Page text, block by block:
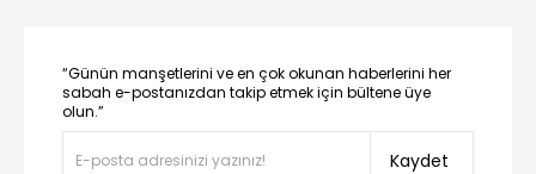
“Günün manşetlerini ve en çok okunan haberlerini her
sabah e-postanızdan takip etmek için bültene üye
olun.”
Kaydet